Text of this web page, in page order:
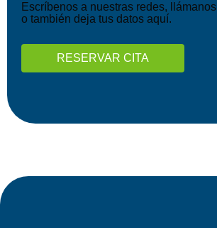
Escríbenos a nuestras redes, llámanos
o también deja tus datos aquí.
RESERVAR CITA